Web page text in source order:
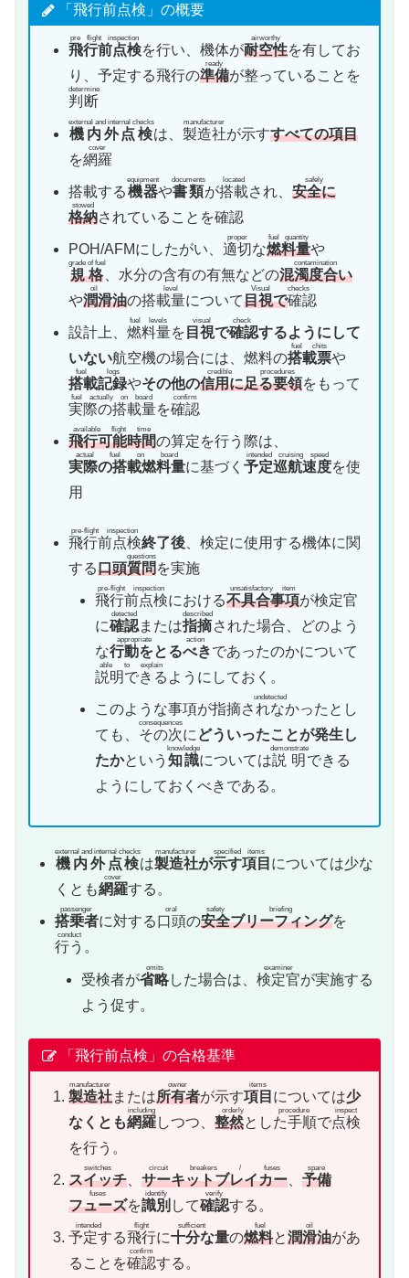
「飛行前点検」の概要
飛行前点検
pre flight inspection
を行い、機体が耐空性
airworthy
を有してお
り、予定する飛行の準備
ready
が整っていることを
判断
determine
機内外点検
external and internal checks
は、 製造社
manufacturer
が示すすべての項目
を網羅
cover
搭載する機器
equipment
や書類
documents
が搭載
located
され、 安全に
safely
格納
stowed
されていることを確認
POH/AFMにしたがい、 適切
proper
な燃料量
fuel quantity
や
規格
grade of fuel
、水分の含有の有無などの混濁度合い
contamination
や潤滑油の搭載量
oil level
について目視で確認
Visual checks
設計上、 燃料量
fuel levels
を 目視で確認
visual check
するようにして
いない航空機の場合には、燃料の搭載票
fuel chits
や
搭載記録
fuel logs
やその他の信用に足る要領
credible procedures
をもって
実際の搭載量
fuel actually on board
を確認
confirm
飛行可能時間
available flight time
の算定を行う際は、
実際の搭載燃料量
actual fuel on board
に基づく 予定巡航速度
intended cruising speed
を使
用
飛行前点検
pre-flight inspection
終了後、検定に使用する機体に関
する口頭質問
questions
を実施
飛行前点検
pre-flight inspection
における不具合事項
unsatisfactory item
が検定官
に確認
detected
または指摘
described
された場合、どのよう
な行動をとるべき
appropriate action
であったのかについて
説明できる
able to explain
ようにしておく。
このような事項が指摘されなかった
undetected
とし
ても、 その次
consequences
に どういったことが発生し
たかという 知識
knowledge
については説明
demonstrate
できる
ようにしておくべきである。
機内外点検
external and internal checks
は製造社
manufacturer
が示す
specified
項目
items
については少な
くとも網羅
cover
する。
搭乗者
passenger
に対する 口頭
oral
の安全
safety
ブリーフィング
briefing
を
行う
conduct
。
受検者が省略
omits
した場合は、検定官
examiner
が実施する
よう促す。
「飛行前点検」の合格基準
製造社
manufacturer
または所有者
owner
が示す項目
items
については少
なくとも網羅
including
しつつ、 整然とした手順
orderly procedure
で点検
inspect
を行う。
スイッチ
switches
、 サーキットブレイカー
circuit breakers / fuses
、 予備
spare
フューズ
fuses
を識別
identify
して確認
verify
する。
予定する飛行
intended flight
に十分な量の燃料
sufficient fuel
と潤滑油
oil
があ
ることを確認
confirm
する。